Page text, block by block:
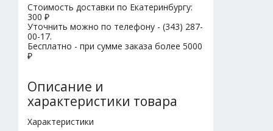
Стоимость доставки по Екатеринбургу:
300 ₽
Уточнить можно по телефону - (343) 287-
00-17.
Бесплатно - при сумме заказа более 5000
₽
Описание и
характеристики товара
Характеристики